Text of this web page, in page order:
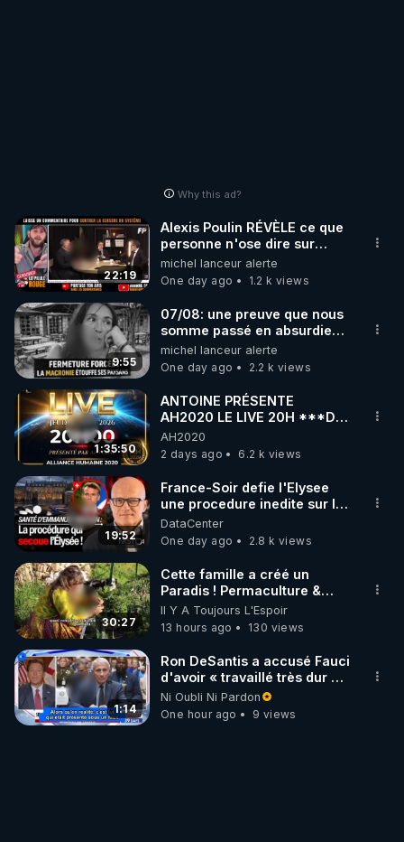
Why this ad?
22:19
Alexis Poulin RÉVÈLE ce que
personne n'ose dire sur
l'Union européenne (C'est
explosif)
michel lanceur alerte
One day ago
1.2 k views
9:55
07/08: une preuve que nous
somme passé en absurdie
une dictature qui veut faire
taire ses opposant !
michel lanceur alerte
One day ago
2.2 k views
1:35:50
ANTOINE PRÉSENTE
AH2020 LE LIVE 20H ***DU
06/08/2026***
AH2020
2 days ago
6.2 k views
19:52
France-Soir defie l'Elysee
une procedure inedite sur la
sante du president - Nexus
DataCenter
One day ago
2.8 k views
30:27
Cette famille a créé un
Paradis ! Permaculture &
Autonomie
Il Y A Toujours L'Espoir
13 hours ago
130 views
1:14
Ron DeSantis a accusé Fauci
d'avoir « travaillé très dur »
pour de longues fermetures
d'écoles
Ni Oubli Ni Pardon
One hour ago
9 views